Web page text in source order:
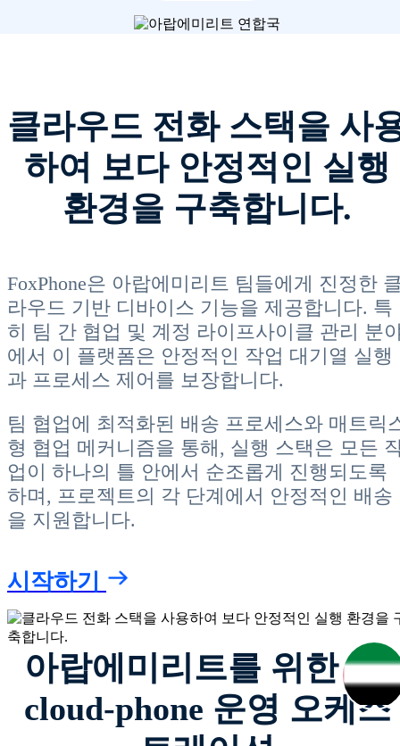
클라우드 전화 스택을 사
하여 보다 안정적인 실행
환경을 구축합니다.
FoxPhone은 아랍에미리트 팀들에게 진정한
라우드 기반 디바이스 기능을 제공합니다. 특
히 팀 간 협업 및 계정 라이프사이클 관리 분
에서 이 플랫폼은 안정적인 작업 대기열 실행
과 프로세스 제어를 보장합니다.
팀 협업에 최적화된 배송 프로세스와 매트릭
형 협업 메커니즘을 통해, 실행 스택은 모든
업이 하나의 틀 안에서 순조롭게 진행되도록
하며, 프로젝트의 각 단계에서 안정적인 배송
을 지원합니다.
시작하기
아랍에미리트를 위한 ae-
cloud-phone 운영 오케스